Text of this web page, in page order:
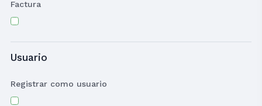
Factura
Usuario
Registrar como usuario